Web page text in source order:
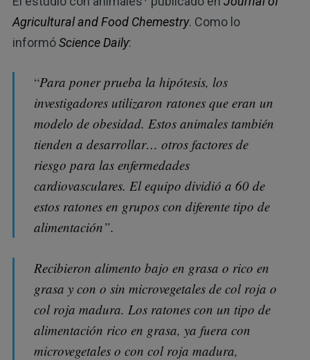
Agricultural and Food Chemestry. Como lo
informóScience Daily:
“Para poner prueba la hipótesis, los
investigadores utilizaron ratones que eran un
modelo de obesidad. Estos animales también
tienden a desarrollar… otros factores de
riesgo para las enfermedades
cardiovasculares. El equipo dividió a 60 de
estos ratones en grupos con diferente tipo de
alimentación”.
Recibieron alimento bajo en grasa o rico en
grasa y con o sin microvegetales de col roja o
col roja madura. Los ratones con un tipo de
alimentación rico en grasa, ya fuera con
microvegetales o con col roja madura,